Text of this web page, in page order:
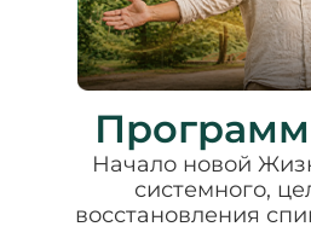
Начало новой
системного,
восстановления